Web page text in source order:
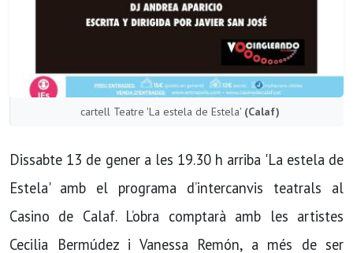
cartell Teatre 'La estela de Estela' (Calaf)
Dissabte 13 de gener a les 19.30 h arriba 'La estela de
Estela' amb el programa d’intercanvis teatrals al
Casino de Calaf. L’obra comptarà amb les artistes
Cecilia Bermúdez i Vanessa Remón, a més de ser